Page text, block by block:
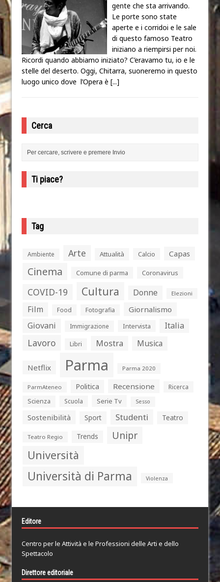
gente che sta arrivando.
Le porte sono state
aperte e i corridoi e le sale
di questo famoso Teatro
iniziano a riempirsi per noi.
Ricordi quando abbiamo iniziato? C’eravamo tu, io e le
stelle del deserto. Oggi, Chitarra, suoneremo in questo
luogo unico dove l’Opera è [...]
Cerca
Ti piace?
Tag
Ambiente Arte Attualità Calcio Capas
Cinema Comune di parma Coronavirus
COVID-19 Cultura Donne Elezioni
Film Food Fotografia Giornalismo
Giovani Immigrazione Intervista Italia
Lavoro Libri Mostra Musica
Netflix Parma Parma 2020
ParmAteneo Politica Recensione
Ricerca
Scienza
Scuola Serie Tv Sesso
Sostenibilità Sport Studenti Teatro
Teatro Regio Trends Unipr
Università
Università di Parma Violenza
Editore
Centro per le Attività e le Professioni delle Arti e dello
Spettacolo
Direttore editoriale